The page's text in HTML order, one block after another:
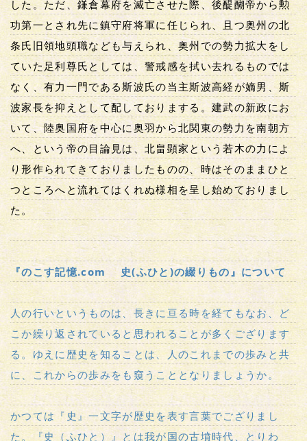
した。ただ、鎌倉幕府を滅亡させた際、後醍醐帝から勲
功第一とされ先に鎮守府将軍に任じられ、且つ奥州の北
条氏旧領地頭職なども与えられ、奥州での勢力拡大をし
ていた足利尊氏としては、警戒感を拭い去れるものでは
なく、有力一門である斯波氏の当主斯波高経が嫡男、斯
波家長を抑えとして配しておりまする。建武の新政にお
いて、陸奥国府を中心に奥羽から北関東の勢力を南朝方
へ、という帝の目論見は、北畠顕家という若木の力によ
り形作られてきておりましたものの、時はそのままひと
つところへと流れてはくれぬ様相を呈し始めておりまし
た。
『のこす記憶.com 史(ふひと)の綴りもの』について
人の行いというものは、長きに亘る時を経てもなお、ど
こか繰り返されていると思われることが多くござります
る。ゆえに歴史を知ることは、人のこれまでの歩みと共
に、これからの歩みをも窺うこととなりましょうか。
かつては『史』一文字が歴史を表す言葉でござりまし
た。『史（ふひと）』とは我が国の古墳時代、とりわ